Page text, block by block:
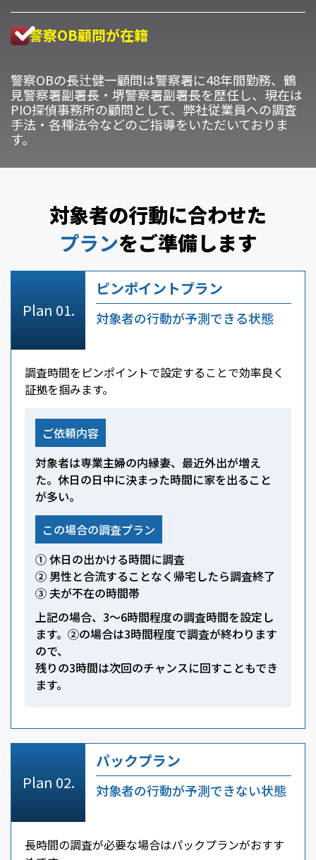
警察OB顧問が在籍
警察OBの長辻健一顧問は警察署に48年間勤務、鶴
見警察署副署長・堺警察署副署長を歴任し、現在は
PIO探偵事務所の顧問として、弊社従業員への調査
手法・各種法令などのご指導をいただいておりま
す。
対象者の行動に合わせた
プランをご準備します
ピンポイントプラン
対象者の行動が予測できる状態
調査時間をピンポイントで設定することで効率良く
証拠を掴みます。
ご依頼内容
対象者は専業主婦の内縁妻、最近外出が増え
た。休日の日中に決まった時間に家を出ること
が多い。
この場合の調査プラン
① 休日の出かける時間に調査
② 男性と合流することなく帰宅したら調査終了
③ 夫が不在の時間帯
上記の場合、3～6時間程度の調査時間を設定し
ます。②の場合は3時間程度で調査が終わります
ので、
残りの3時間は次回のチャンスに回すこともでき
ます。
パックプラン
対象者の行動が予測できない状態
長時間の調査が必要な場合はパックプランがおすす